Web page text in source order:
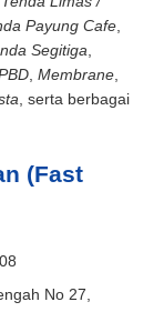
Payung Cafe
Segitiga
Membrane
, serta berbagai
(Fast
No 27,